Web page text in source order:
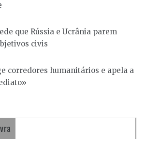
que Rússia e Ucrânia parem
civis
corredores humanitários e apela a